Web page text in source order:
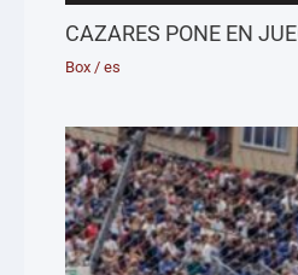
CAZARES PONE EN
Box /es